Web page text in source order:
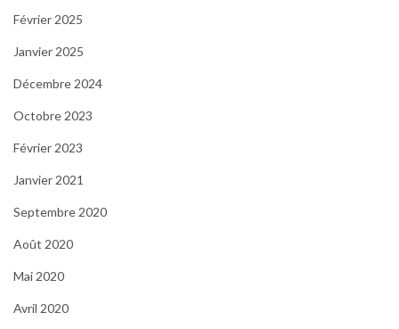
Février 2025
Janvier 2025
Décembre 2024
Octobre 2023
Février 2023
Janvier 2021
Septembre 2020
Août 2020
Mai 2020
Avril 2020